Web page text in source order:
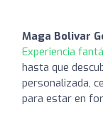
Maga Bolivar
Experiencia
hasta que
personalizada,
para estar en